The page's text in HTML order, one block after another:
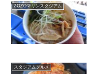
ZOZOマリンスタジアム
スタジアムグルメ